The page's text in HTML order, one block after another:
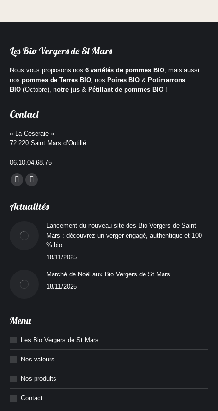
Les Bio Vergers de St Mars
Nous vous proposons nos 6 variétés de pommes BIO , mais aussi
nos pommes de Terres BIO , nos Poires BIO & Potimarrons
BIO (Octobre), notre jus & Pétillant de pommes BIO !
Contact
« La Ceseraie »
72 220 Saint Mars d’Outillé
06.10.04.68.75
Trouvez nous sur :
La
Facebook
dans
La
Instagram
s'ouvre
nouvelle
fenêtre
Actualités
Lancement du nouveau site des Bio Vergers de Saint
Mars : découvrez un verger engagé, authentique et 100
% bio
18/11/2025
Marché de Noël aux Bio Vergers de St Mars
18/11/2025
Menu
Les Bio Vergers de St Mars
Nos valeurs
Nos produits
Contact